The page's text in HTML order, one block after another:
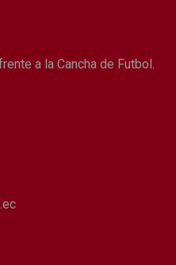
a la Cancha de Futbol.